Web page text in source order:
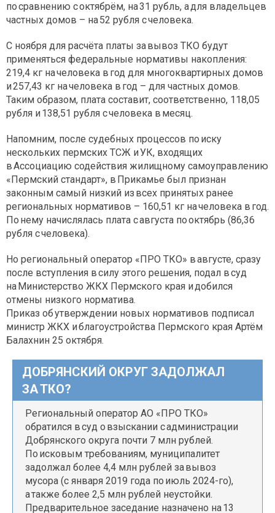
по сравнению с октябрём, на 31 рубль, а для владельцев
частных домов – на 52 рубля с человека.
С ноября для расчёта платы за вывоз ТКО будут
применяться федеральные нормативы накопления:
219,4 кг на человека в год для многоквартирных домов
и 257,43 кг на человека в год – для частных домов.
Таким образом, плата составит, соответственно, 118,05
рубля и 138,51 руб­ля с человека в месяц.
Напомним, после судебных процессов по иску
нескольких пермских ТСЖ и УК, входящих
в Ассоциацию содействия жилищному самоуправлению
«Пермский стандарт», в Прикамье был признан
законным самый низкий из всех принятых ранее
региональных нормативов – 160,51 кг на человека в год.
По нему начислялась плата с августа по октябрь (86,36
рубля с человека).
Но региональный оператор «ПРО ТКО» в августе, сразу
после вступления в силу этого решения, подал в суд
на Министерство ЖКХ Пермского края и добился
отмены низкого норматива.
Приказ об утверждении новых нормативов подписал
министр ЖКХ и благоустройства Пермского края Артём
Балахнин 25 октября.
ДОБРЯНСКИЙ ОКРУГ ЗАДОЛЖАЛ
ЗА ТКО?
Региональный оператор АО «ПРО ТКО»
обратился в суд о взыскании с администрации
Добрянского округа почти 7 млн рублей.
По исковым требованиям, муниципалитет
задолжал более 4,4 млн рублей за вывоз
мусора (с января 2019 года по июль 2024-го),
а также более 2,5 млн рублей неустойки.
Предварительное заседание назначено на 13